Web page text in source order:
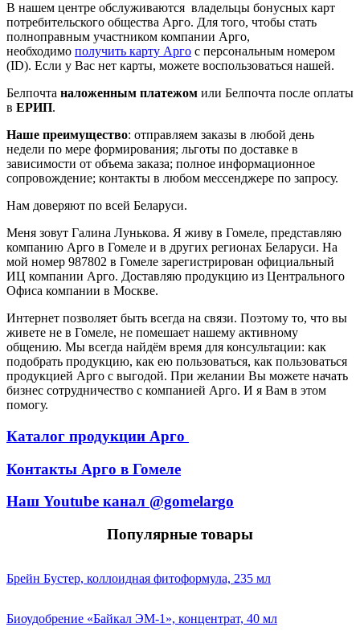
В нашем центре обслуживаются владельцы бонусных карт
потребительского общества Арго. Для того, чтобы стать
полноправным участником компании Арго,
необходимо получить карту Арго с персональным номером
(ID). Если у Вас нет карты, можете воспользоваться нашей.
Белпочта наложенным платежом или Белпочта после оплаты
в ЕРИП.
Наше преимущество: отправляем заказы в любой день
недели по мере формирования; льготы по доставке в
зависимости от объема заказа; полное информационное
сопровождение; контакты в любом мессенджере по запросу.
Нам доверяют по всей Беларуси.
Меня зовут Галина Лунькова. Я живу в Гомеле, представляю
компанию Арго в Гомеле и в других регионах Беларуси. На
мой номер 987802 в Гомеле зарегистрирован официальный
ИЦ компании Арго. Доставляю продукцию из Центрального
Офиса компании в Москве.
Интернет позволяет быть всегда на связи. Поэтому то, что вы
живете не в Гомеле, не помешает нашему активному
общению. Мы всегда найдём время для консультации: как
подобрать продукцию, как ею пользоваться, как пользоваться
продукцией Арго с выгодой. При желании Вы можете начать
бизнес сотрудничество с компанией Арго. И я Вам в этом
помогу.
Каталог продукции Арго
Контакты Арго в Гомеле
Наш Youtube канал @gomelargo
Популярные товары
Брейн Бустер, коллоидная фитоформула, 235 мл
Биоудобрение «Байкал ЭМ-1», концентрат, 40 мл